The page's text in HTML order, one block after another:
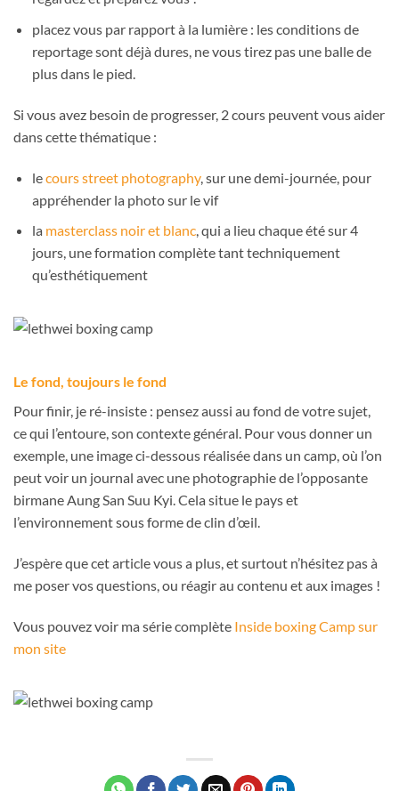
placez vous par rapport à la lumière : les conditions de
reportage sont déjà dures, ne vous tirez pas une balle de
plus dans le pied.
Si vous avez besoin de progresser, 2 cours peuvent vous aider
dans cette thématique :
lecours street photography, sur une demi-journée, pour
appréhender la photo sur le vif
la masterclass noir et blanc, qui a lieu chaque été sur 4
jours, une formation complète tant techniquement
qu’esthétiquement
Le fond, toujours le fond
Pour finir, je ré-insiste : pensez aussi au fond de votre sujet,
ce qui l’entoure, son contexte général. Pour vous donner un
exemple, une image ci-dessous réalisée dans un camp, où l’on
peut voir un journal avec une photographie de l’opposante
birmane Aung San Suu Kyi. Cela situe le pays et
l’environnement sous forme de clin d’œil.
J’espère que cet article vous a plus, et surtout n’hésitez pas à
me poser vos questions, ou réagir au contenu et aux images !
Vous pouvez voir ma série complète Inside boxing Camp sur
mon site